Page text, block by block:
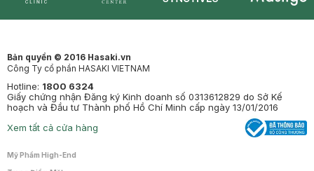
Bản quyền © 2016 Hasaki.vn
Công Ty cổ phần HASAKI VIETNAM
Hotline: 1800 6324
Giấy chứng nhận Đăng ký Kinh doanh số 0313612829 do Sở Kế
hoạch và Đầu tư Thành phố Hồ Chí Minh cấp ngày 13/01/2016
Xem tất cả cửa hàng
Mỹ Phẩm High-End